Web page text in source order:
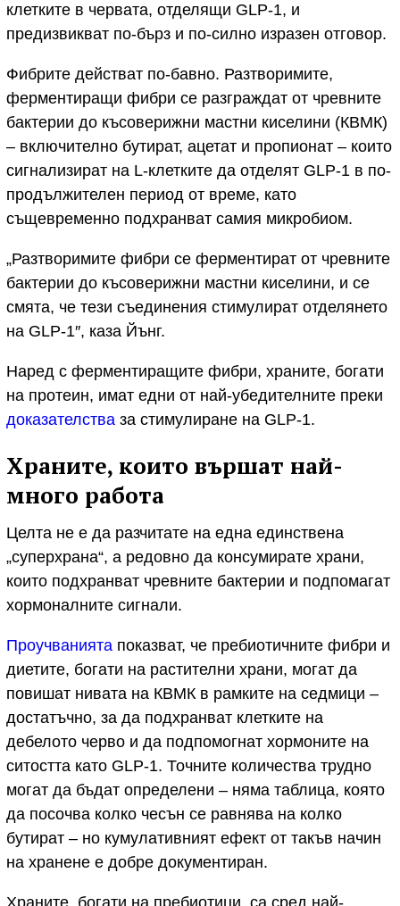
клетките в червата, отделящи GLP-1, и
предизвикват по-бърз и по-силно изразен отговор.
Фибрите действат по-бавно. Разтворимите,
ферментиращи фибри се разграждат от чревните
бактерии до късоверижни мастни киселини (КВМК)
– включително бутират, ацетат и пропионат – които
сигнализират на L-клетките да отделят GLP-1 в по-
продължителен период от време, като
същевременно подхранват самия микробиом.
„Разтворимите фибри се ферментират от чревните
бактерии до късоверижни мастни киселини, и се
смята, че тези съединения стимулират отделянето
на GLP‑1″, каза Йънг.
Наред с ферментиращите фибри, храните, богати
на протеин, имат едни от най-убедителните преки
доказателства за стимулиране на GLP-1.
Храните, които вършат най-
много работа
Целта не е да разчитате на една единствена
„суперхрана“, а редовно да консумирате храни,
които подхранват чревните бактерии и подпомагат
хормоналните сигнали.
Проучванията показват, че пребиотичните фибри и
диетите, богати на растителни храни, могат да
повишат нивата на КВМК в рамките на седмици –
достатъчно, за да подхранват клетките на
дебелото черво и да подпомогнат хормоните на
ситостта като GLP‑1. Точните количества трудно
могат да бъдат определени – няма таблица, която
да посочва колко чесън се равнява на колко
бутират – но кумулативният ефект от такъв начин
на хранене е добре документиран.
Храните, богати на пребиотици, са сред най-